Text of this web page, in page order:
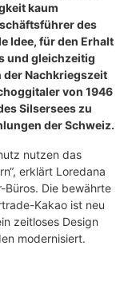
kaum
des
Idee, für den Erhalt
und gleichzeitig
der Nachkriegszeit
von 1946
Silsersees zu
der Schweiz.
nutzen das
erklärt Loredana
Büros. Die bewährte
Kakao ist neu
zeitloses Design
modernisiert.